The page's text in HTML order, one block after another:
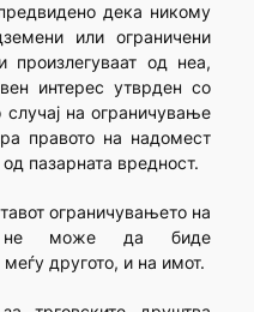
дека никому
или ограничени
произлегуваат од неа,
интерес утврден со
на ограничување
правото на надомест
пазарната вредност.
ограничувањето на
не може да биде
другото, и на имот.